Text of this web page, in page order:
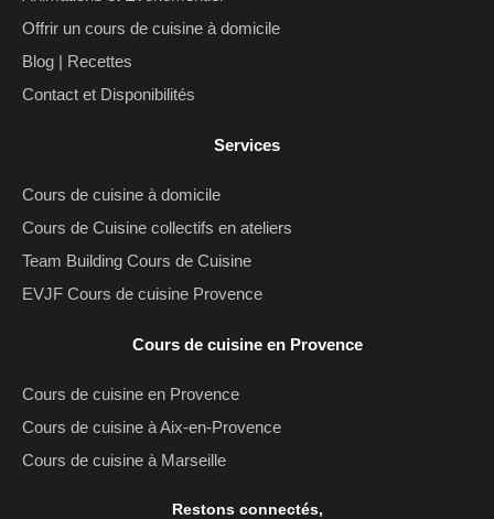
Offrir un cours de cuisine à domicile
Blog | Recettes
Contact et Disponibilités
Services
Cours de cuisine à domicile
Cours de Cuisine collectifs en ateliers
Team Building Cours de Cuisine
EVJF Cours de cuisine Provence
Cours de cuisine en Provence
Cours de cuisine en Provence
Cours de cuisine à Aix-en-Provence
Cours de cuisine à Marseille
Restons connectés,